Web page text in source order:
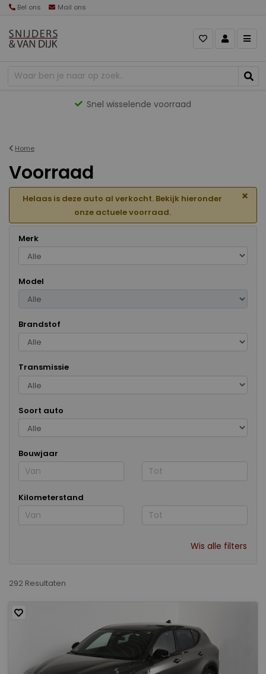
Bel ons Mail ons
Gevarieerd aanbod
Home
Voorraad
Helaas is deze auto al verkocht. Bekijk hieronder
onze actuele voorraad.
×
Merk
Model
Brandstof
Transmissie
Soort auto
Bouwjaar
Kilometerstand
Wis alle filters
292 Resultaten